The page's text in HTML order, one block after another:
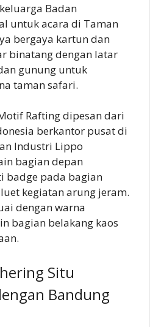
Badan
untuk acara di Taman
bergaya kartun dan
binatang dengan latar
gunung untuk
taman safari.
Rafting dipesan dari
berkantor pusat di
Industri Lippo
bagian depan
badge pada bagian
kegiatan arung jeram.
dengan warna
bagian belakang kaos
Situ
Bandung